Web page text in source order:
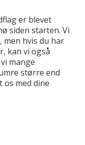
er blevet
siden starten. Vi
men hvis du har
kan vi også
mange
større end
med dine